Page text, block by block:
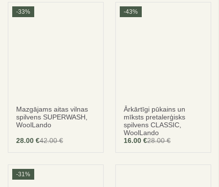
28.00 €.
18.00 €.
42.00 €.
26.00 €.
-33%
Mazgājams aitas vilnas
spilvens SUPERWASH,
WoolLando
42.00€
Original
42.00 €.
28.00 €
Current
28.00 €.
-43%
Ārkārtīgi pūkains un
mīksts pretalerģisks
spilvens CLASSIC,
WoolLando
28.00€
Original
16.00 €
Current
-31%